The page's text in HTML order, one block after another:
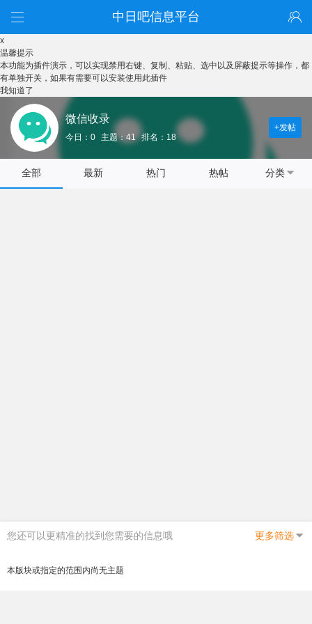
中日吧信息平台
x
温馨提示
本功能为插件演示，可以实现禁用右键、复制、粘贴、选中以及屏蔽提示等操作，都
有单独开关，如果有需要可以安装使用此插件
我知道了
微信收录
今日：0 主题：41 排名：18
+发帖
全部 最新 热门 热帖 分类
您还可以更精准的找到您需要的信息哦 更多筛选
本版块或指定的范围内尚无主题